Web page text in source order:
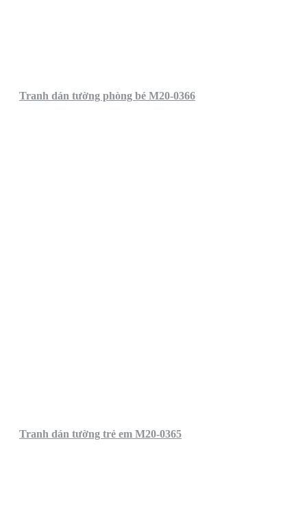
Tranh dán tường phòng bé M20-0366
Tranh dán tường trẻ em M20-0365